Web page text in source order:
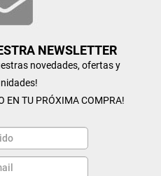
NEWSLETTER
novedades, ofertas y
EN TU PRÓXIMA COMPRA!